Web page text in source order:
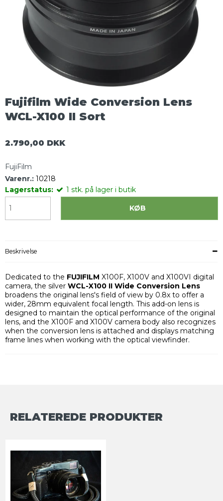
Fujifilm Wide Conversion Lens
WCL-X100 II Sort
2.790,00 DKK
FujiFilm
Varenr.: 10218
Lagerstatus:
1 stk. på lager i butik
KØB
Beskrivelse
Dedicated to the FUJIFILM X100F, X100V and X100VI digital
camera, the silver WCL-X100 II Wide Conversion Lens
broadens the original lens's field of view by 0.8x to offer a
wider, 28mm equivalent focal length. This add-on lens is
designed to maintain the optical performance of the original
lens, and the X100F and X100V camera body also recognizes
when the conversion lens is attached and displays matching
frame lines when working with the optical viewfinder.
RELATEREDE PRODUKTER